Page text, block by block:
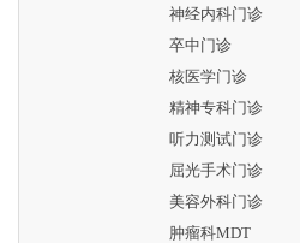
神经内科门诊
卒中门诊
核医学门诊
精神专科门诊
听力测试门诊
屈光手术门诊
美容外科门诊
肿瘤科MDT